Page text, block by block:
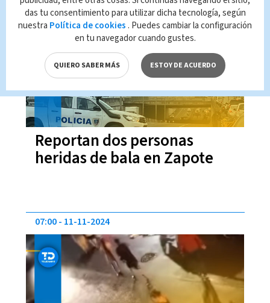
Reportan dos personas
heridas de bala en Zapote
10:53 25-03-2025
07:00 11-11-2024
das tu consentimiento para utilizar dicha tecnología, según
nuestra Política de cookies . Puedes cambiar la configuración
en tu navegador cuando gustes.
QUIERO SABER MÁS ESTOY DE ACUERDO